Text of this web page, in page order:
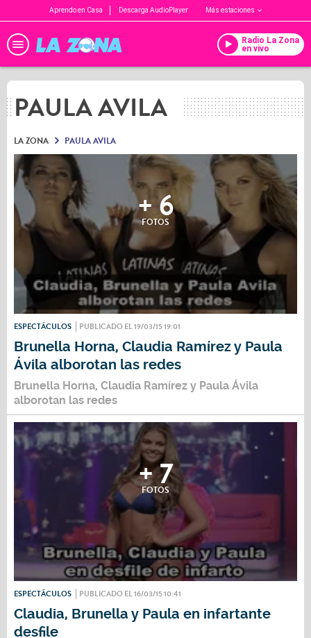
Aprendo en Casa Descarga AudioPlayer Más estaciones
Radio La Zona
en vivo
PAULA AVILA
LA ZONA PAULA AVILA
+ 6
FOTOS
ESPECTÁCULOS PUBLICADO EL 19/03/15 19:01
Brunella Horna, Claudia Ramírez y Paula
Ávila alborotan las redes
Brunella Horna, Claudia Ramírez y Paula Ávila
alborotan las redes
+ 7
FOTOS
ESPECTÁCULOS PUBLICADO EL 16/03/15 10:41
Claudia, Brunella y Paula en infartante
desfile